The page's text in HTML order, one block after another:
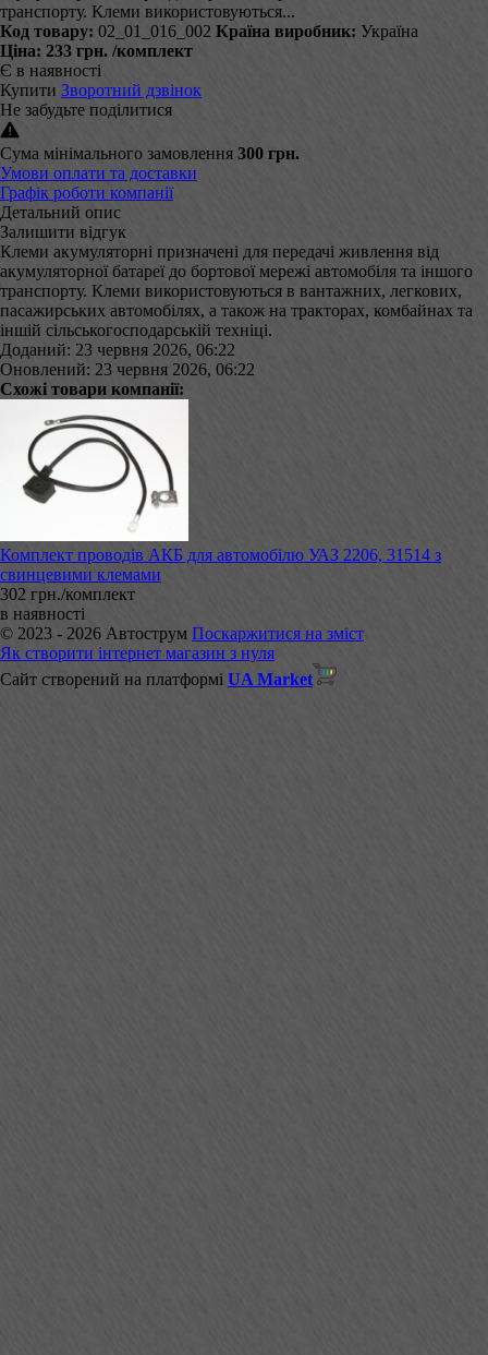
транспорту. Клеми використовуються...
Код товару: 02_01_016_002 Країна виробник: Україна
Ціна: 233 грн. /комплект
Є в наявності
Купити Зворотний дзвінок
Не забудьте поділитися
Сума мінімального замовлення 300 грн.
Умови оплати та доставки
Графік роботи компанії
Детальний опис
Залишити відгук
Клеми акумуляторні призначені для передачі живлення від
акумуляторної батареї до бортової мережі автомобіля та іншого
транспорту. Клеми використовуються в вантажних, легкових,
пасажирських автомобілях, а також на тракторах, комбайнах та
іншій сільськогосподарській техніці.
Доданий: 23 червня 2026, 06:22
Оновлений: 23 червня 2026, 06:22
Схожі товари компанії:
Комплект проводів АКБ для автомобілю УАЗ 2206, 31514 з
свинцевими клемами
302 грн./комплект
в наявності
© 2023 - 2026 Автострум Поскаржитися на зміст
Як створити інтернет магазин з нуля
Сайт створений на платформі UA Market